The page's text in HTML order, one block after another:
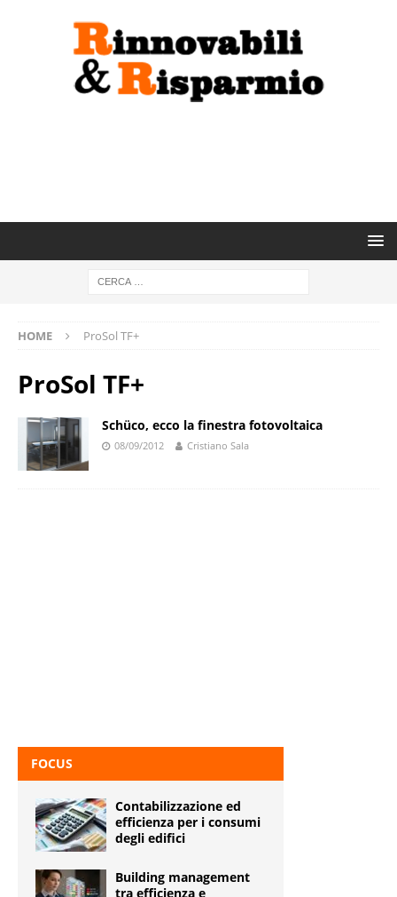
HOME ProSol TF+
ProSol TF+
Schüco, ecco la finestra fotovoltaica
08/09/2012 Cristiano Sala
FOCUS
Contabilizzazione ed
efficienza per i consumi
degli edifici
Building management
tra efficienza e